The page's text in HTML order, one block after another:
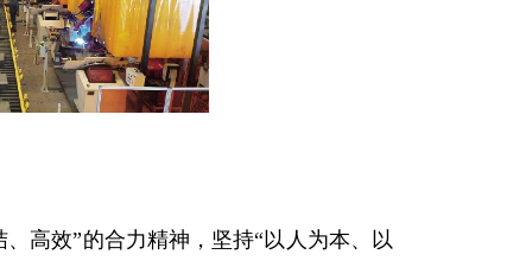
高效”的合力精神，坚持“以人为本、以